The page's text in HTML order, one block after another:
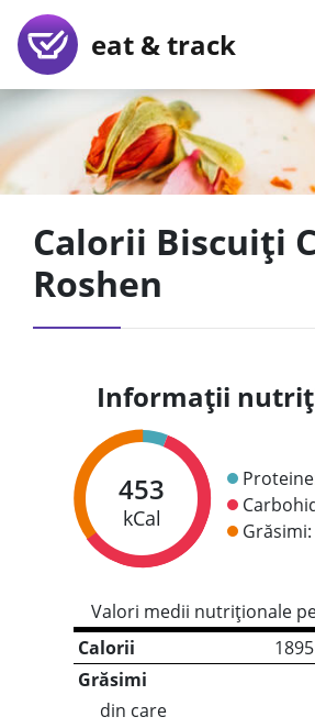
eat & track
Calorii Biscuiți
Roshen
Informații
453
kCal
Grăsimi:
Valori medii nutriționale
Calorii
Grăsimi
din care